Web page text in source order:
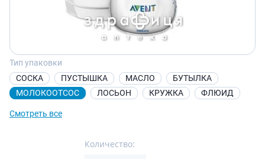
Тип упаковки
СОСКА
ПУСТЫШКА МАСЛО
БУТЫЛКА
МОЛОКООТСОС
ЛОСЬОН КРУЖКА ФЛЮИД
Смотреть все
Количество: